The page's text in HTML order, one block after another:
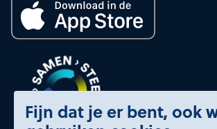
Fijn dat je er bent, ook